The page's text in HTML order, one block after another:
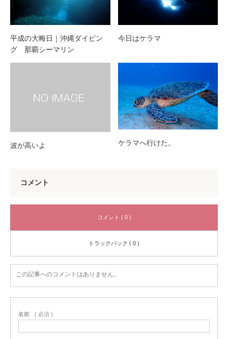
平成の大晦日｜沖縄ダイビン
グ 那覇シーマリン
今日はケラマ
波が高いよ ケラマへ行けた。
コメント
コメント ( 0 )
トラックバック ( 0 )
この記事へのコメントはありません。
名前 ( 必須 )